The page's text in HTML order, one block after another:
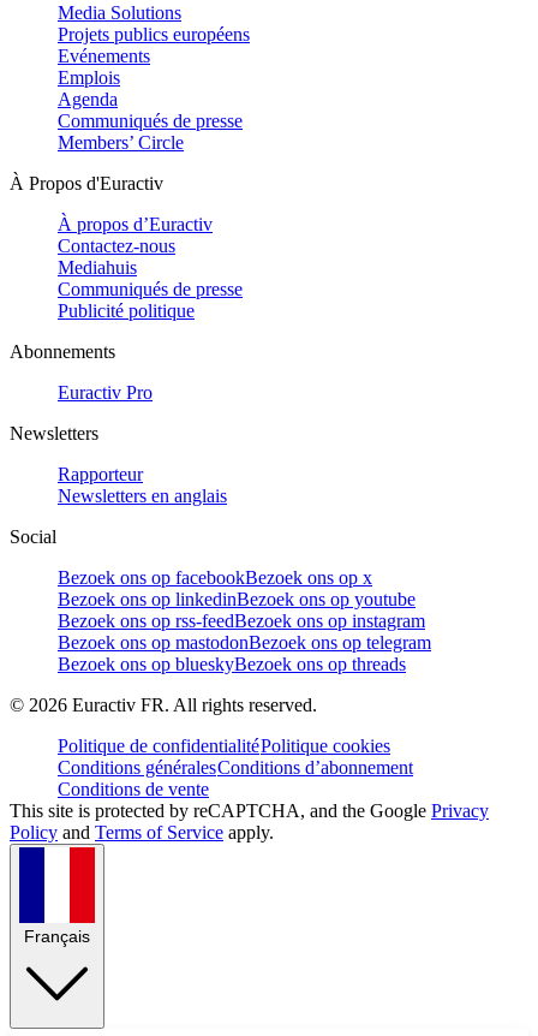
Media Solutions
Projets publics européens
Evénements
Emplois
Agenda
Communiqués de presse
Members’ Circle
À Propos d'Euractiv
À propos d’Euractiv
Contactez-nous
Mediahuis
Communiqués de presse
Publicité politique
Abonnements
Euractiv Pro
Newsletters
Rapporteur
Newsletters en anglais
Social
Bezoek ons op facebookBezoek ons op x
Bezoek ons op linkedinBezoek ons op youtube
Bezoek ons op rss-feedBezoek ons op instagram
Bezoek ons op mastodonBezoek ons op telegram
Bezoek ons op blueskyBezoek ons op threads
© 2026 Euractiv FR. All rights reserved.
Politique de confidentialitéPolitique cookies
Conditions généralesConditions d’abonnement
Conditions de vente
This site is protected by reCAPTCHA, and the Google Privacy
Policy and Terms of Service apply.
Français